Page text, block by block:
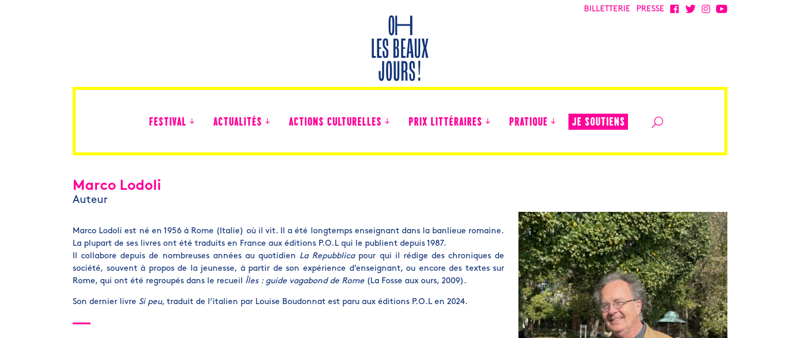
BILLETTERIE PRESSE
FESTIVAL ACTUALITÉS ACTIONS CULTURELLES PRIX LITTÉRAIRES PRATIQUE JE SOUTIENS
Marco Lodoli
Auteur
Marco Lodoli est né en 1956 à Rome (Italie) où il vit. Il a été longtemps enseignant dans la banlieue romaine.
La plupart de ses livres ont été traduits en France aux éditions P.O.L qui le publient depuis 1987.
Il collabore depuis de nombreuses années au quotidien La Repubblicapour qui il rédige des chroniques de
société, souvent à propos de la jeunesse, à partir de son expérience d’enseignant, ou encore des textes sur
Rome, qui ont été regroupés dans le recueil Îles : guide vagabond de Rome (La Fosse aux ours, 2009).
Son dernier livre Si peu, traduit de l’italien par Louise Boudonnat est paru aux éditions P.O.L en 2024.